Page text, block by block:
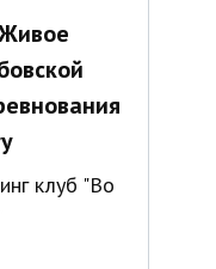
клуб "Во